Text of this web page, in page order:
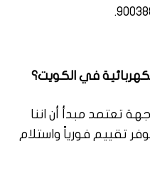
في الكويت؟
تعتمد مبدأ أن اننا
تقييم فورياً واستلام